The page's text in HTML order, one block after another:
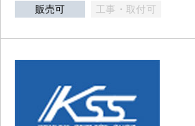
販売可 工事・取付可